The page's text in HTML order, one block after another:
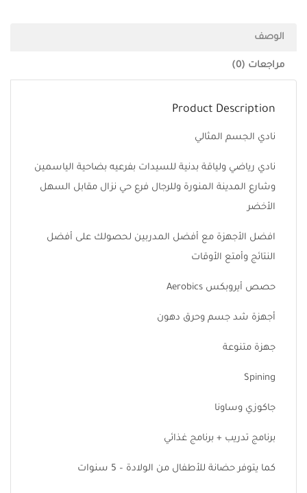
الوصف
مراجعات (0)
Product Description
نادي الجسم المثالي
نادي رياضي ولياقة بدنية للسيدات بفرعيه بضاحية الياسمين
وشارع المدينة المنورة وللرجال فرع حي نزال مقابل السهل
الأخضر
افضل الأجهزة مع أفضل المدربين لحصولك على أفضل
النتائج وأمتع الأوقات
حصص أيروبكس Aerobics
أجهزة شد جسم وحرق دهون
جهزة متنوعة
Spining
جاكوزي وساونا
برنامج تدريب + برنامج غذائي
كما يتوفر حضانة للأطفال من الولادة – 5 سنوات